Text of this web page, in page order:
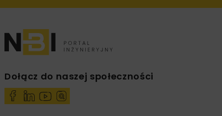
Dołącz do naszej społeczności